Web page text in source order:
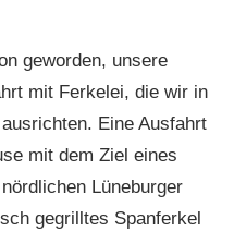
geworden, unsere
mit Ferkelei, die wir in
Eine Ausfahrt
mit dem Ziel eines
Lüneburger
gegrilltes Spanferkel